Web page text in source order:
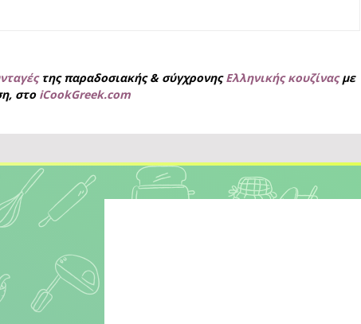
της παραδοσιακής & σύγχρονηςΕλληνικής κουζίναςμε
στο iCookGreek.com